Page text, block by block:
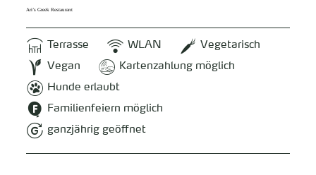
Ari’s Greek Restaurant
Terrasse WLAN
Vegetarisch
Vegan
Kartenzahlung möglich
Hunde erlaubt
Familienfeiern möglich
ganzjährig geöffnet